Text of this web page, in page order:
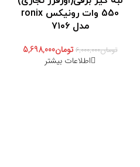
550 وات رونیکس ronix
مدل ۷۱۰۶
تومان6,000,000 تومان5,698,000
اطلاعات بیشتر